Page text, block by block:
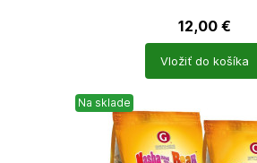
12,00 €
Vložiť do košíka
Na sklade